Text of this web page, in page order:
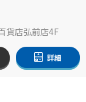
貨店弘前店4F
詳細